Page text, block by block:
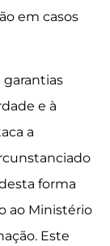
em casos
e à
a
forma
ao Ministério
Este